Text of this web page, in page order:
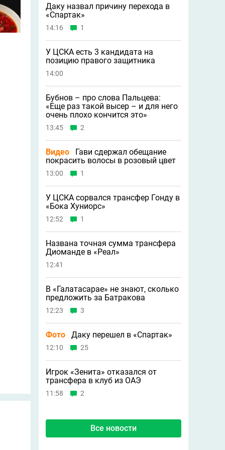
Даку назвал причину перехода в
«Спартак»
14:16 1
У ЦСКА есть 3 кандидата на
позицию правого защитника
14:00
Бубнов – про слова Пальцева:
«Ещe раз такой высер – и для него
очень плохо кончится это»
13:45 2
Видео
Гави сдержал обещание
покрасить волосы в розовый цвет
13:00 1
У ЦСКА сорвался трансфер Гонду в
«Бока Хуниорс»
12:52 1
Названа точная сумма трансфера
Диоманде в «Реал»
12:41
В «Галатасарае» не знают, сколько
предложить за Батракова
12:23 3
Фото Даку перешел в «Спартак»
12:10 25
Игрок «Зенита» отказался от
трансфера в клуб из ОАЭ
11:58 2
Все новости